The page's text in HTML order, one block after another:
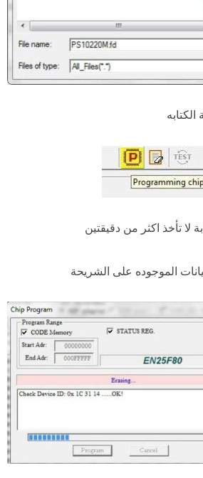
لا تأخذ اكثر من دقيقتين
الموجوده على الشريحة